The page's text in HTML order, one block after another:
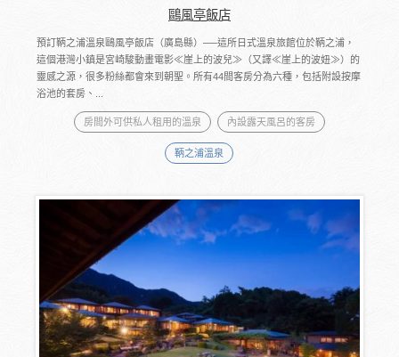
鷗風亭飯店
預訂鞆之浦溫泉鷗風亭飯店（廣島縣）──這所日式溫泉旅館位於鞆之浦，
這個港灣小鎮是宮崎駿動畫電影≪崖上的波兒≫（又譯≪崖上的波妞≫）的
靈感之源，很多粉絲都會來到朝聖。所有44間客房分為六種，包括附設按摩
浴池的套房、...
房間外可供私人租用的溫泉 內設露天風呂的客房
鞆之浦溫泉